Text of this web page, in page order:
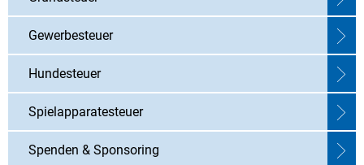
Gewerbesteuer
Hundesteuer
Spielapparatesteuer
Spenden & Sponsoring